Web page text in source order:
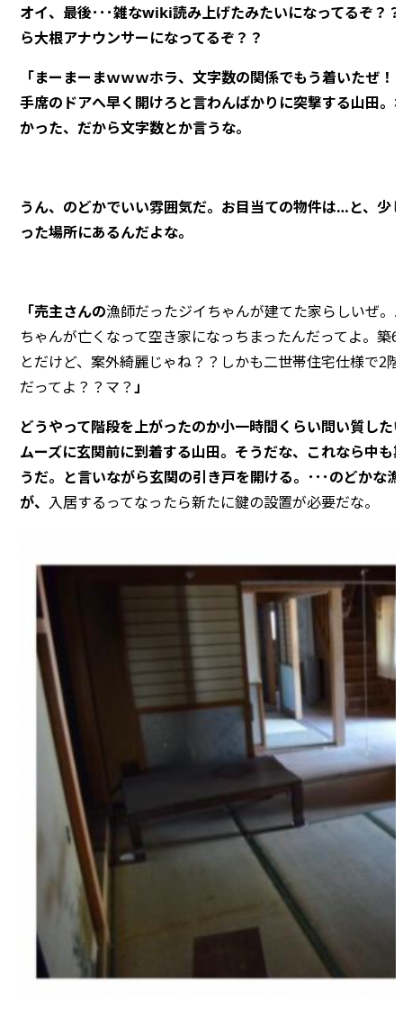
オイ、最後･･･雑なwiki読み上げたみたいになってるぞ？
ら大根アナウンサーになってるぞ？？
「まーまーまｗｗｗホラ、文字数の関係でもう着いたぜ！
手席のドアへ早く開けろと言わんばかりに突撃する山田。
かった、だから文字数とか言うな。
うん、のどかでいい雰囲気だ。お目当ての物件は…と、少
った場所にあるんだよな。
「売主さんの漁師だったジイちゃんが建てた家らしいぜ。
ちゃんが亡くなって空き家になっちまったんだってよ。築
とだけど、案外綺麗じゃね？？しかも二世帯住宅仕様で2
だってよ？？マ？」
どうやって階段を上がったのか小一時間くらい問い質した
ムーズに玄関前に到着する山田。そうだな、これなら中も
うだ。と言いながら玄関の引き戸を開ける。･･･のどかな
が、 入居するってなったら新たに鍵の設置が必要だな。